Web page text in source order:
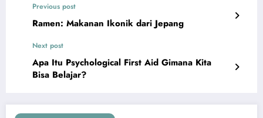
Previous post
Ramen: Makanan Ikonik dari Jepang
Next post
Apa Itu Psychological First Aid Gimana Kita
Bisa Belajar?